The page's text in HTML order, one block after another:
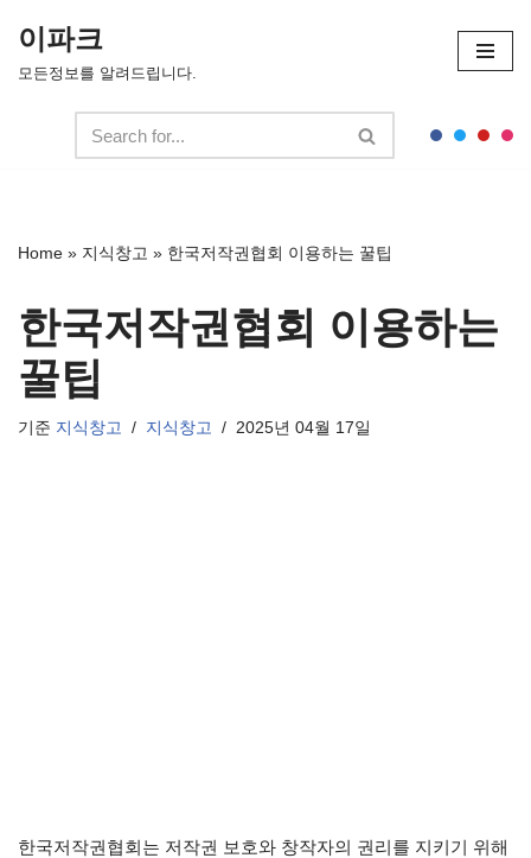
콘
기
이파크
모든정보를 알려드립니다.
Home » 지식창고 » 한국저작권협회 이용하는 꿀팁
한국저작권협회 이용하는
꿀팁
기준 지식창고 지식창고 2025년 04월 17일
한국저작권협회는 저작권 보호와 창작자의 권리를 지키기 위해